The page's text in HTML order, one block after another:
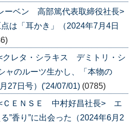
レーベン 高部篤代表取締役社長>
は「耳かき」（2024年7月4日
クレタ・シラキス デミトリ・シ
のルーツ生かし、「本物の
27日号）('24/07/01) (0785)
<ＣＥＮＳＥ 中村好昌社長> エ
”香り”に出会った（2024年6月2